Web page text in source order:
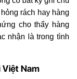
rách hay hàng
cho thấy hàng
nhận là trong tình
Nam